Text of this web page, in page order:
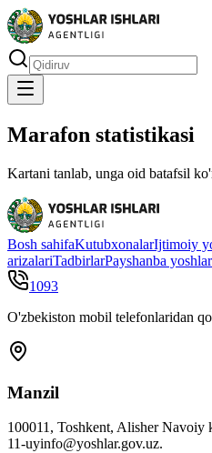
Marafon statistikasi
Kartani tanlab, unga oid batafsil
Bosh sahifaKutubxonalarIjtimoiy
arizalariTadbirlarPayshanba
1093
O'zbekiston mobil telefonlaridan
Manzil
100011, Toshkent, Alisher Navoiy
11-uyinfo@yoshlar.gov.uz.